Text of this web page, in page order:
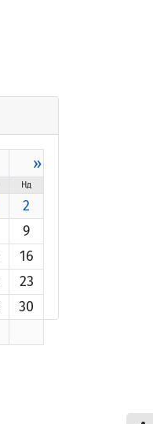
»
Нд
2
9
16
23
30